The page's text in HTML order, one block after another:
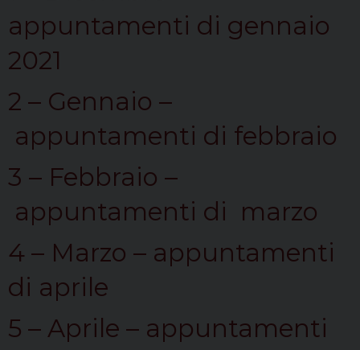
appuntamenti di gennaio
2021
2 – Gennaio –
appuntamenti di febbraio
3 – Febbraio –
appuntamenti di marzo
4 – Marzo – appuntamenti
di aprile
5 – Aprile – appuntamenti